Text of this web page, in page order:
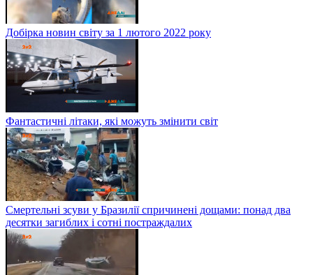
Добірка новин світу за 1 лютого 2022 року
Фантастичні літаки, які можуть змінити світ
Смертельні зсуви у Бразилії спричинені дощами: понад два
десятки загиблих і сотні постраждалих